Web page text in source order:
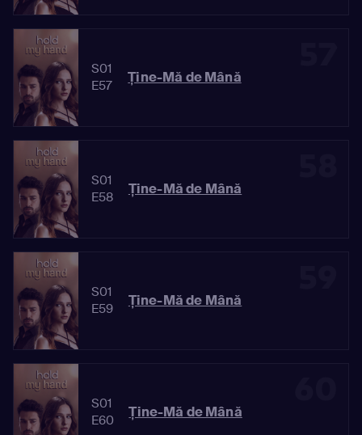
S01
E57
Ține-Mă de Mână
S01
E58
Ține-Mă de Mână
S01
E59
Ține-Mă de Mână
S01
E60
Ține-Mă de Mână